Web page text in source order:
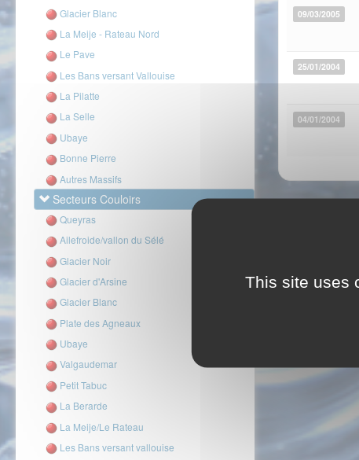
Glacier Blanc
La Meije - Rateau Nord
Le Pave
Les Bans versant Vallouise
La Pilatte
La Selle
Ubaye
Bonne Pierre
Autres Massifs
Secteurs Couloirs
Queyras
Ailefroide/vallon du Sélé
Glacier Noir
Glacier d'Arsine
Glacier Blanc
Plate des Agneaux
Ubaye
Valgaudemar
Petit Tabuc
La Berarde
La Meije/Le Rateau
Les Bans versant vallouise
09/03/2005
25/01/2004
04/01/2004
This site uses